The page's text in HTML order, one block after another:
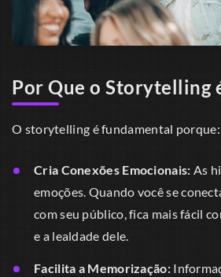
Por Que o Storytelling
O storytelling é fundamental porque:
Cria Conexões Emocionais: As
emoções. Quando você se
com seu público, fica mais fácil
e a lealdade dele.
Facilita a Memorização: